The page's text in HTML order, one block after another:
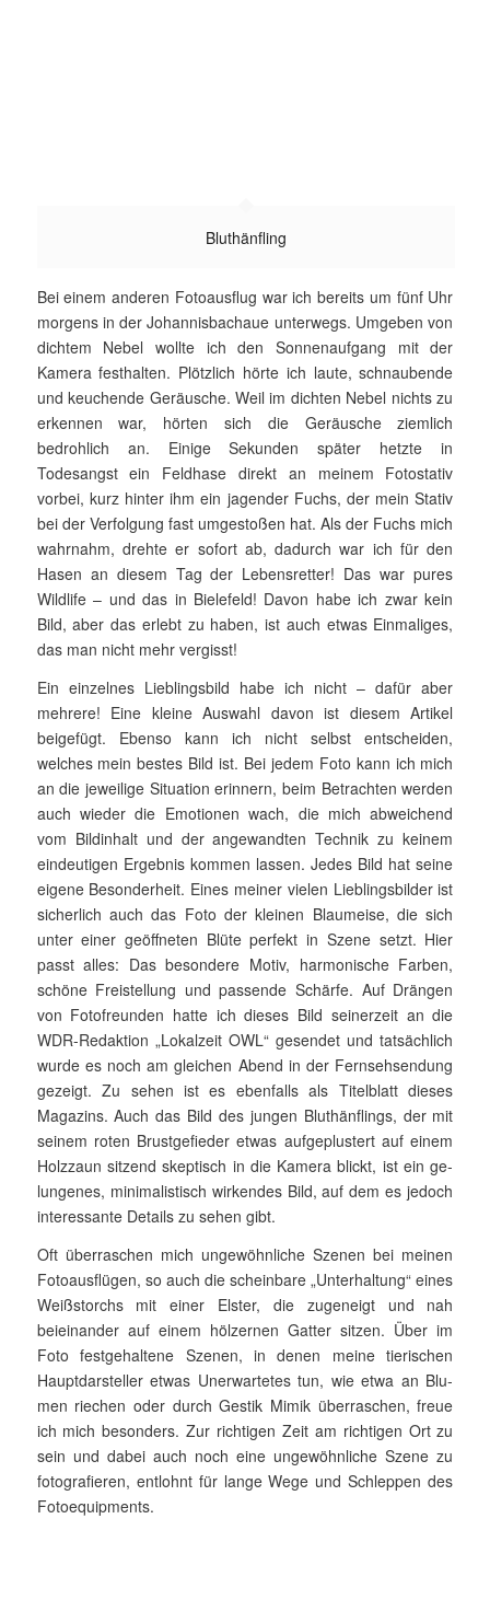
Bluthänfling
Bei einem anderen Fotoausflug war ich bereits um fünf Uhr
mor­gens in der Johannisbachaue unterwegs. Umgeben von
dichtem Nebel wollte ich den Sonnenaufgang mit der
Kamera festhalten. Plötzlich hörte ich laute, schnaubende
und keuchende Geräusche. Weil im dichten Nebel nichts zu
erkennen war, hörten sich die Geräusche ziemlich
bedrohlich an. Einige Sekunden später hetzte in
Todesangst ein Feldhase direkt an meinem Fotostativ
vorbei, kurz hinter ihm ein jagender Fuchs, der mein Stativ
bei der Verfolgung fast umgestoßen hat. Als der Fuchs mich
wahrnahm, drehte er so­fort ab, dadurch war ich für den
Hasen an diesem Tag der Lebens­retter! Das war pures
Wildlife – und das in Bielefeld! Davon habe ich zwar kein
Bild, aber das erlebt zu haben, ist auch etwas Einmaliges,
das man nicht mehr vergisst!
Ein einzelnes Lieblingsbild habe ich nicht – dafür aber
mehrere! Eine kleine Auswahl davon ist diesem Artikel
beigefügt. Ebenso kann ich nicht selbst entscheiden,
welches mein bestes Bild ist. Bei jedem Fo­to kann ich mich
an die jeweilige Situation erinnern, beim Betrach­ten werden
auch wieder die Emotionen wach, die mich abweichend
vom Bildinhalt und der angewandten Technik zu keinem
eindeutigen Ergebnis kommen lassen. Jedes Bild hat seine
eigene Besonderheit. Eines meiner vielen Lieblingsbilder ist
sicher­lich auch das Foto der kleinen Blaumeise, die sich
unter einer geöff­neten Blüte perfekt in Szene setzt. Hier
passt alles: Das besondere Motiv, harmonische Farben,
schöne Freistellung und passende Schärfe. Auf Drängen
von Fotofreunden hatte ich dieses Bild seiner­zeit an die
WDR-Redaktion „Lokalzeit OWL“ gesendet und tatsächlich
wurde es noch am gleich­en Abend in der Fernsehsendung
gezeigt. Zu sehen ist es ebenfalls als Titel­blatt dieses
Magazins. Auch das Bild des jungen Bluthänf­lings, der mit
seinem roten Brust­gefieder etwas auf­geplustert auf ei­nem
Holz­zaun sitzend skeptisch in die Kamera blickt, ist ein ge­
lung­enes, mini­ma­listisch wirkendes Bild, auf dem es jedoch
interes­sante Details zu sehen gibt.
Oft überraschen mich ungewöhnliche Szenen bei meinen
Fotoaus­flügen, so auch die scheinbare „Unterhaltung“ eines
Weißstorchs mit einer Elster, die zugeneigt und nah
beieinander auf einem hölzernen Gatter sitzen. Über im
Foto festgehaltene Szenen, in denen meine tierischen
Hauptdarsteller etwas Unerwartetes tun, wie etwa an Blu­
men riechen oder durch Gestik Mimik überraschen, freue
ich mich besonders. Zur richtigen Zeit am richtigen Ort zu
sein und dabei auch noch eine ungewöhnliche Szene zu
fotografieren, entlohnt für lange Wege und Schleppen des
Fotoequipments.